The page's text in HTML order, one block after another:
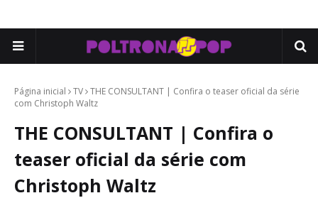
Página inicial TV THE CONSULTANT | Confira o teaser oficial da série
com Christoph Waltz
THE CONSULTANT | Confira o
teaser oficial da série com
Christoph Waltz